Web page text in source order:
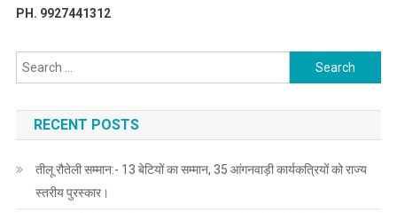
PH. 9927441312
Search
for:
RECENT POSTS
तीलू रौतेली सम्मान:- 13 बेटियों का सम्मान, 35 आंगनवाड़ी कार्यकत्रियों को राज्य
स्तरीय पुरस्कार।